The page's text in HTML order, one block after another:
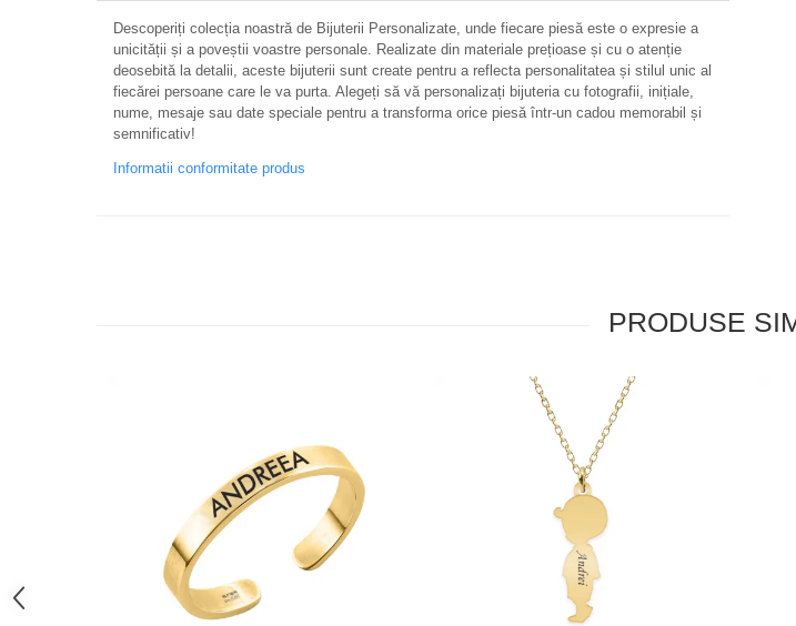
Descoperiți colecția noastră de Bijuterii Personalizate, unde fiecare piesă este o expresie a
unicității și a poveștii voastre personale. Realizate din materiale prețioase și cu o atenție
deosebită la detalii, aceste bijuterii sunt create pentru a reflecta personalitatea și stilul unic al
fiecărei persoane care le va purta. Alegeți să vă personalizați bijuteria cu fotografii, inițiale,
nume, mesaje sau date speciale pentru a transforma orice piesă într-un cadou memorabil și
semnificativ!
Informatii conformitate produs
PRODUSE